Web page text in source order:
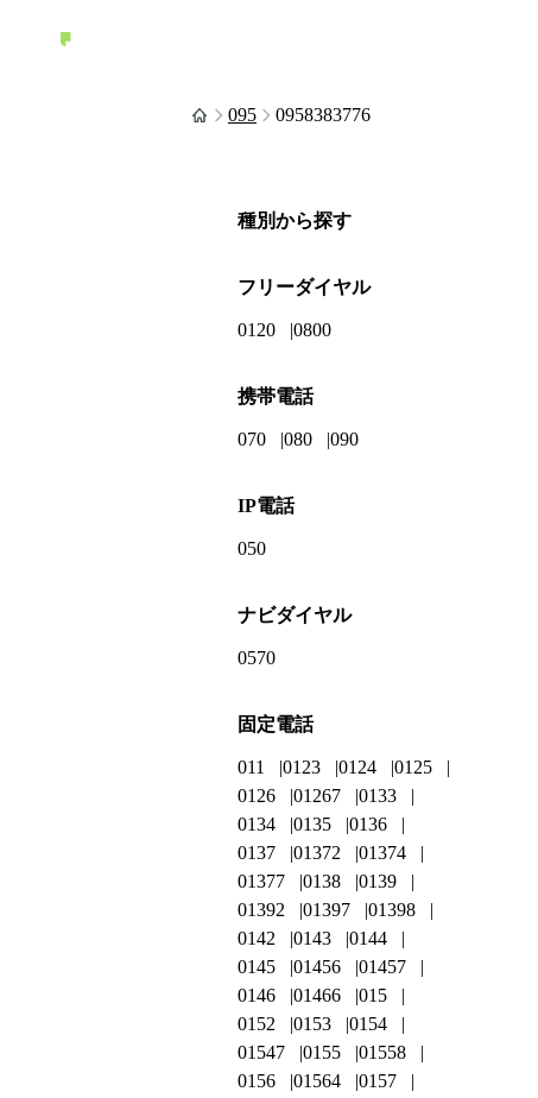
095 0958383776
種別から探す
フリーダイヤル
0120 0800
携帯電話
070 080 090
IP電話
050
ナビダイヤル
0570
固定電話
011 0123 0124
0125
0126
01267
0133
0134
0135
0136
0137
01372
01374
01377
0138
0139
01392
01397
01398
0142
0143
0144
0145
01456
01457
0146
01466
015
0152
0153
0154
01547
0155
01558
0156
01564
0157